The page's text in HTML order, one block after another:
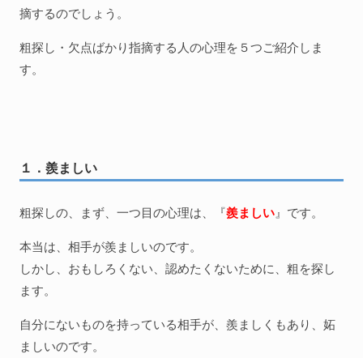
摘するのでしょう。
粗探し・欠点ばかり指摘する人の心理を５つご紹介しま
す。
１．羨ましい
粗探しの、まず、一つ目の心理は、『羨ましい 』です。
本当は、相手が羨ましいのです。
しかし、おもしろくない、認めたくないために、粗を探し
ます。
自分にないものを持っている相手が、羨ましくもあり、妬
ましいのです。